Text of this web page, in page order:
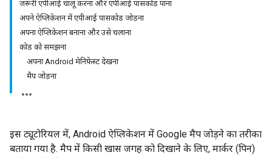
ज़रूरी एपीआई चालू करना और एपीआई पासकोड पाना
अपने ऐप्लिकेशन में एपीआई पासकोड जोड़ना
अपना ऐप्लिकेशन बनाना और उसे चलाना
कोड को समझना
अपना Android मेनिफ़ेस्ट देखना
मैप जोड़ना
इस ट्यूटोरियल में, Android ऐप्लिकेशन में Google मैप जोड़ने का तरीका
बताया गया है. मैप में किसी खास जगह को दिखाने के लिए, मार्कर (पिन)